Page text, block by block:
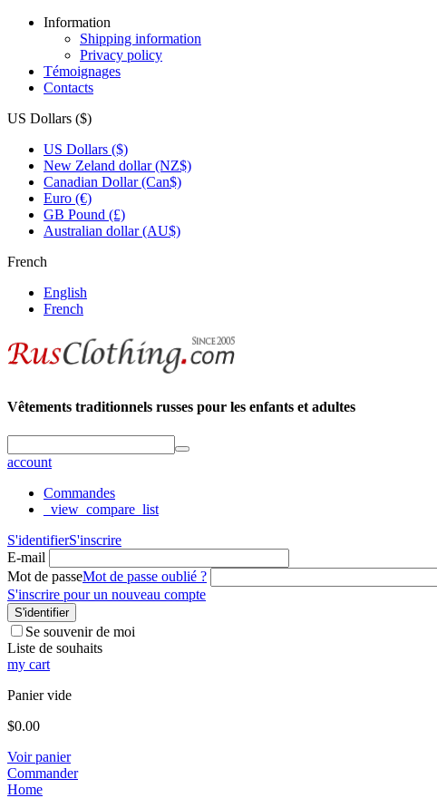
Information
Shipping information
Privacy policy
Témoignages
Contacts
US Dollars ($)
US Dollars ($)
New Zeland dollar (NZ$)
Canadian Dollar (Can$)
Euro (€)
GB Pound (£)
Australian dollar (AU$)
French
English
French
Vêtements traditionnels russes pour les enfants et adultes
account
Commandes
_view_compare_list
S'identifierS'inscrire
E-mail
Mot de passeMot de passe oublié ?
S'inscrire pour un nouveau compte
S'identifier
Se souvenir de moi
Liste de souhaits
my cart
Panier vide
$0.00
Voir panier
Commander
Home